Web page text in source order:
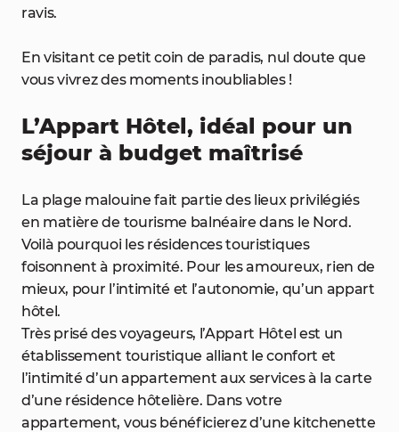
ravis.
En visitant ce petit coin de paradis, nul doute que
vous vivrez des moments inoubliables !
L’Appart Hôtel, idéal pour un
séjour à budget maîtrisé
La plage malouine fait partie des lieux privilégiés
en matière de tourisme balnéaire dans le Nord.
Voilà pourquoi les résidences touristiques
foisonnent à proximité. Pour les amoureux, rien de
mieux, pour l’intimité et l’autonomie, qu’un appart
hôtel.
Très prisé des voyageurs, l’Appart Hôtel est un
établissement touristique alliant le confort et
l’intimité d’un appartement aux services à la carte
d’une résidence hôtelière. Dans votre
appartement, vous bénéficierez d’une kitchenette